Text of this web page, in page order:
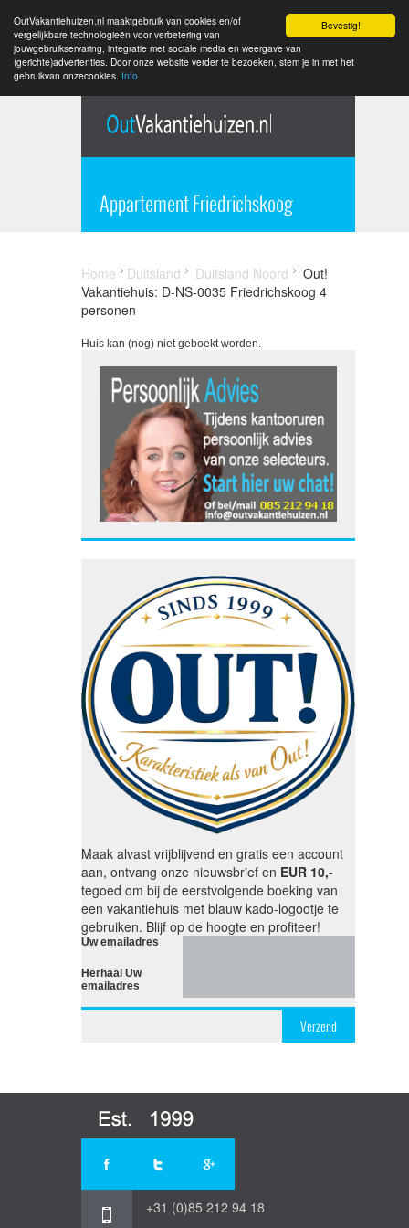
Bevestig!
OutVakantiehuizen.nl maaktgebruik van cookies en/of
vergelijkbare technologieën voor verbetering van
jouwgebruikservaring, integratie met sociale media en weergave van
(gerichte)advertenties. Door onze website verder te bezoeken, stem je in met het
gebruikvan onzecookies. Info
Appartement Friedrichskoog
Home Duitsland Duitsland Noord
Out!
Vakantiehuis: D-NS-0035 Friedrichskoog 4
personen
Huis kan (nog) niet geboekt worden.
Maak alvast vrijblijvend en gratis een account
aan, ontvang onze nieuwsbrief en EUR 10,-
tegoed om bij de eerstvolgende boeking van
een vakantiehuis met blauw kado-logootje te
gebruiken. Blijf op de hoogte en profiteer!
Uw emailadres
Herhaal Uw
emailadres
Verzend
+31 (0)85 212 94 18